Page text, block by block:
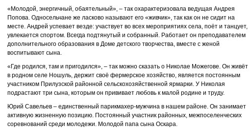
«Молодой, энергичный, обаятельный», – так охарактеризовала ведущая Андрея
Попова. Односельчане же ласково называют его «живчик», так как он не сидит на
месте. Андрей успевает везде: участвует во всех мероприятиях села, поёт и танцует,
увлекается спортом. Всегда подтянутый и собранный. Работает он преподавателем
дополнительного образования в Доме детского творчества, вместе с женой
воспитывают сына.
«Где родился, там и пригодился», – так можно сказать о Николае Можегове. Он живёт
в родном селе Ношуль, держит своё фермерское хозяйство, является постоянным
участником Прилузской районной сельскохозяйственной ярмарки. У Николая
подрастают три сына, которым он прививает любовь к малой родине и труду.
Юрий Савельев – единственный парикмахер-мужчина в нашем районе. Он занимает
активную жизненную позицию. Постоянный участник районных, межпоселенческих
соревнований среди молодежи. Молодой папа сына Оскара.